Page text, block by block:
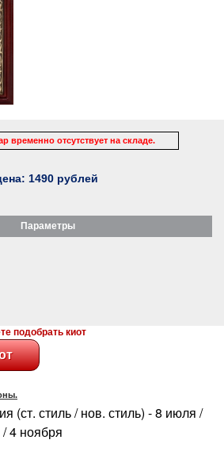
временно отсутствует на складе.
1490 рублей
Параметры
подобрать киот
стиль / нов. стиль) - 8 июля /
4 ноября